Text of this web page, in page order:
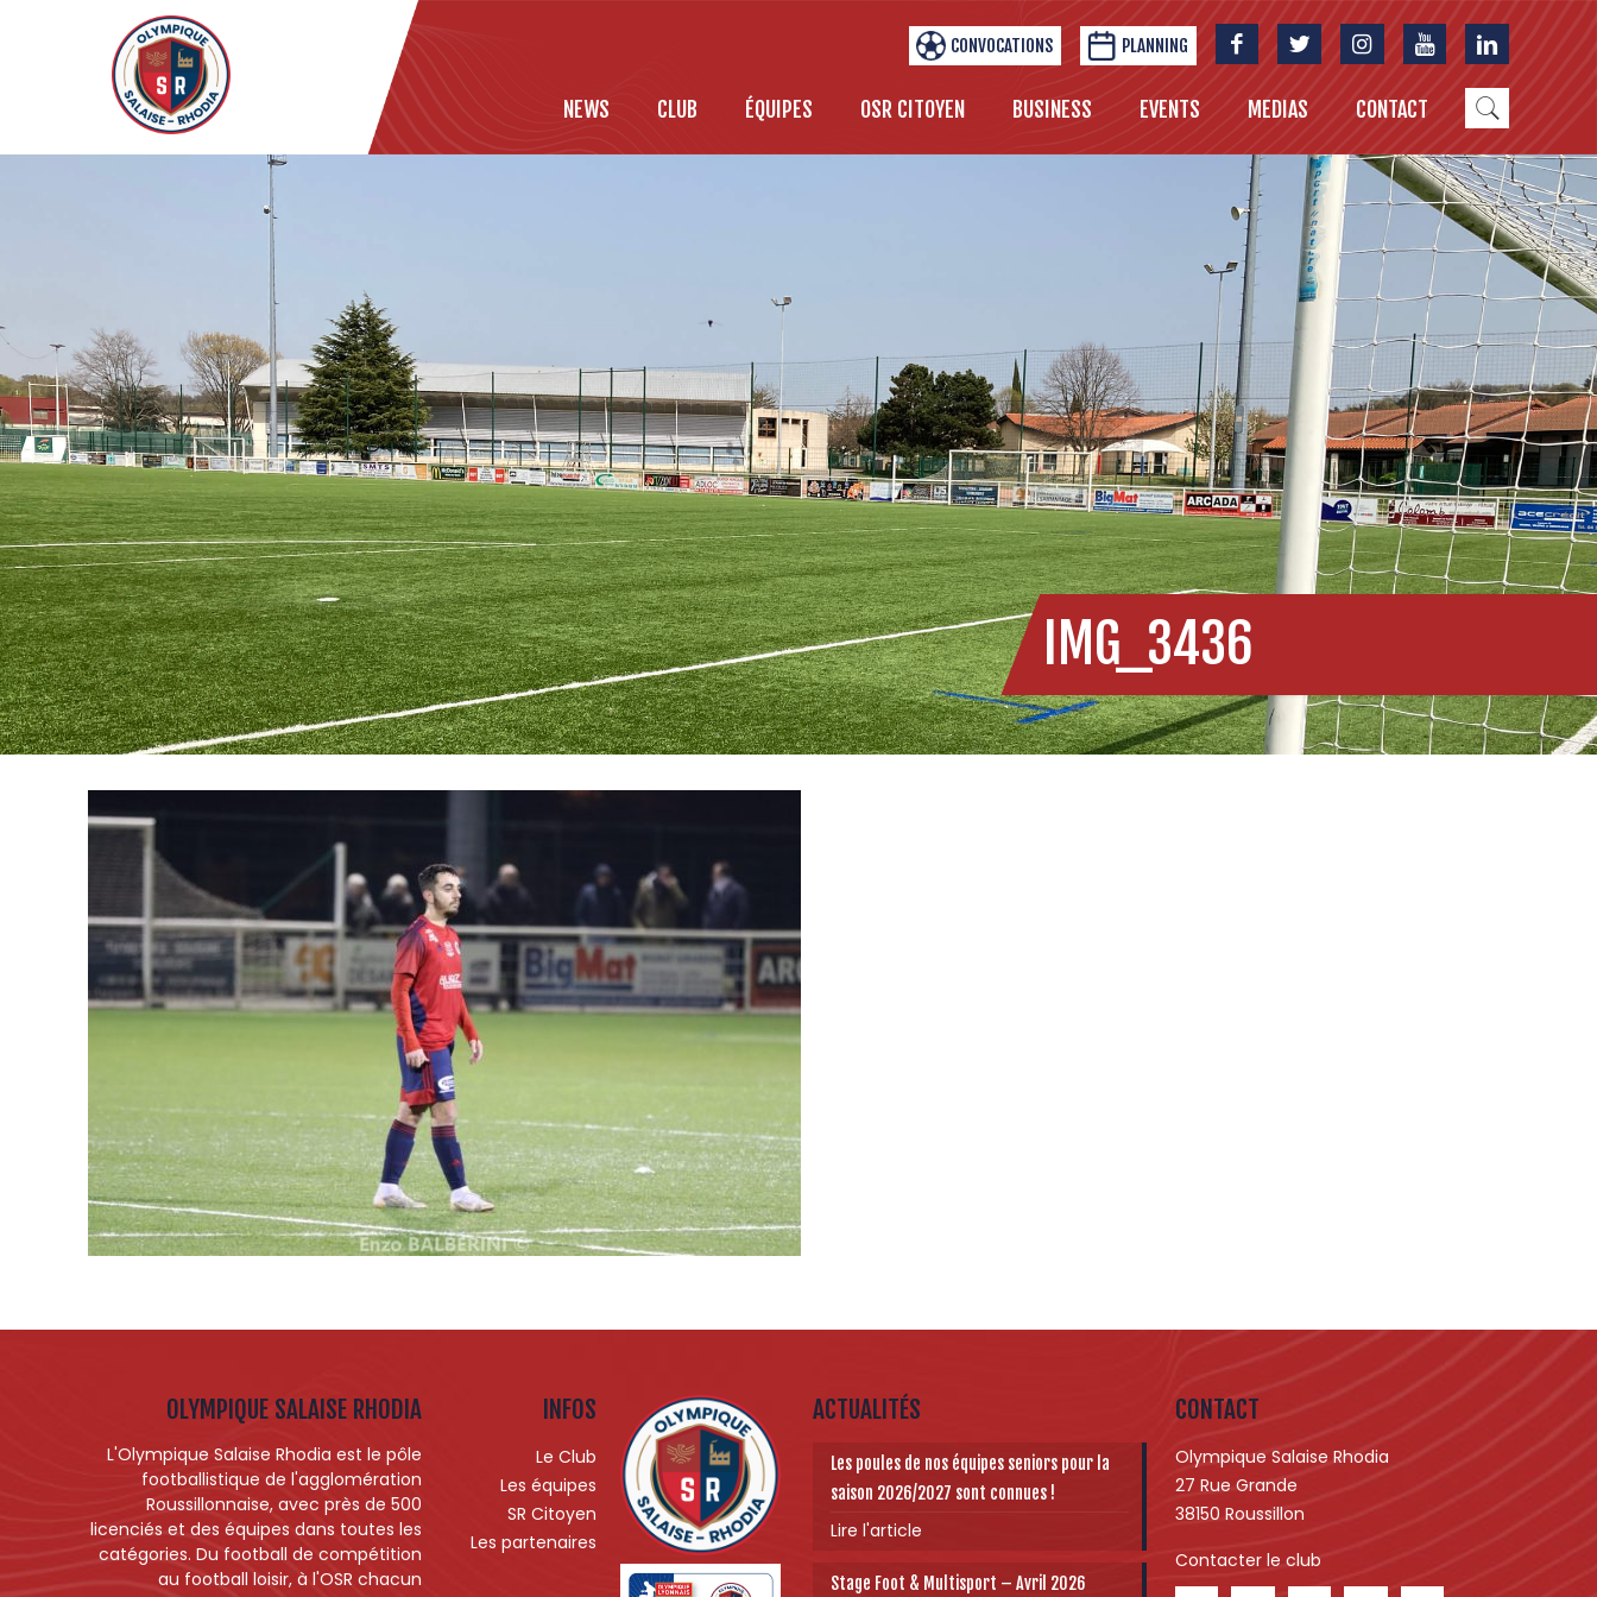
CONVOCATIONS PLANNING
NEWS CLUB ÉQUIPES OSR CITOYEN BUSINESS EVENTS MEDIAS CONTACT
IMG_3436
OLYMPIQUE SALAISE RHODIA
L'Olympique Salaise Rhodia est le pôle
footballistique de l'agglomération
Roussillonnaise, avec près de 500
licenciés et des équipes dans toutes les
catégories. Du football de compétition
au football loisir, à l'OSR chacun
INFOS
Le Club
Les équipes
SR Citoyen
Les partenaires
ACTUALITÉS
Les poules de nos équipes seniors pour la
saison 2026/2027 sont connues !
Lire l'article
Stage Foot & Multisport – Avril 2026
CONTACT
Olympique Salaise Rhodia
27 Rue Grande
38150 Roussillon
Contacter le club